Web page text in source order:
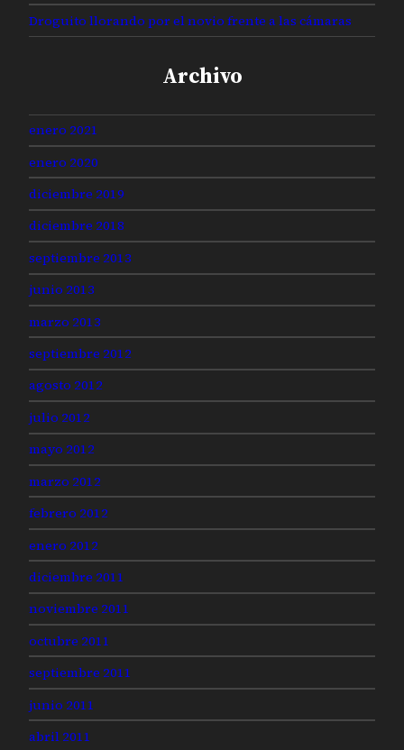
Droguito llorando por el novio frente a las cámaras
Archivo
enero 2021
enero 2020
diciembre 2019
diciembre 2018
septiembre 2013
junio 2013
marzo 2013
septiembre 2012
agosto 2012
julio 2012
mayo 2012
marzo 2012
febrero 2012
enero 2012
diciembre 2011
noviembre 2011
octubre 2011
septiembre 2011
junio 2011
abril 2011